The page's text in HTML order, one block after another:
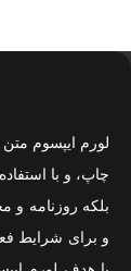
لورم ایپسوم
چاپ، و با
بلکه روزنامه و
و برای شرایط